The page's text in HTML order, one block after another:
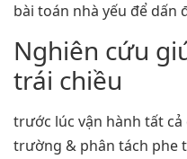
bài toán nhà yếu để dấn
Nghiên cứu
trái chiều
trước lúc vận hành tất
trường & phân tách phe